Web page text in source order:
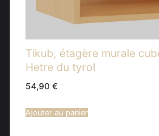
Tikub, étagère murale
Hetre du tyrol
54,90 €
Ajouter au panier